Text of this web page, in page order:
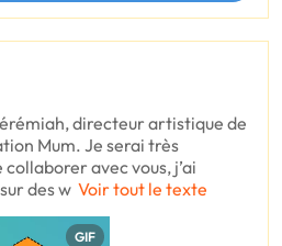
directeur artistique de
Mum. Je serai très
avec vous, j’ai
des w Voir tout le texte
GIF